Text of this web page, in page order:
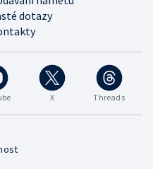
X Threads
dotazy